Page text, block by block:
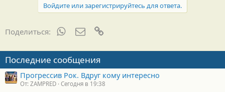
Войдите или зарегистрируйтесь для ответа.
Поделиться: WhatsAppЭлектронная почта
Последние сообщения
Прогрессив Рок. Вдруг кому интересно
От: ZAMPRED Сегодня в 19:38